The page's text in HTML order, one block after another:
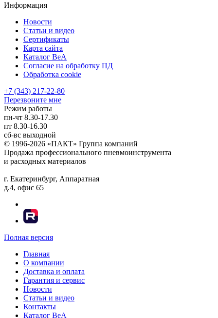
Информация
Новости
Статьи и видео
Сертификаты
Карта сайта
Каталог BeA
Согласие на обработку ПД
Обработка cookie
+7 (343) 217-22-80
Перезвоните мне
Режим работы
пн-чт 8.30-17.30
пт 8.30-16.30
сб-вс выходной
© 1996-2026 «ПАКТ» Группа компаний
Продажа профессионального пневмоинструмента
и расходных материалов
г. Екатеринбург, Аппаратная
д.4, офис 65
Полная версия
Главная
О компании
Доставка и оплата
Гарантия и сервис
Новости
Статьи и видео
Контакты
Каталог BeA